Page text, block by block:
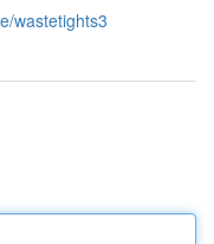
wastetights3